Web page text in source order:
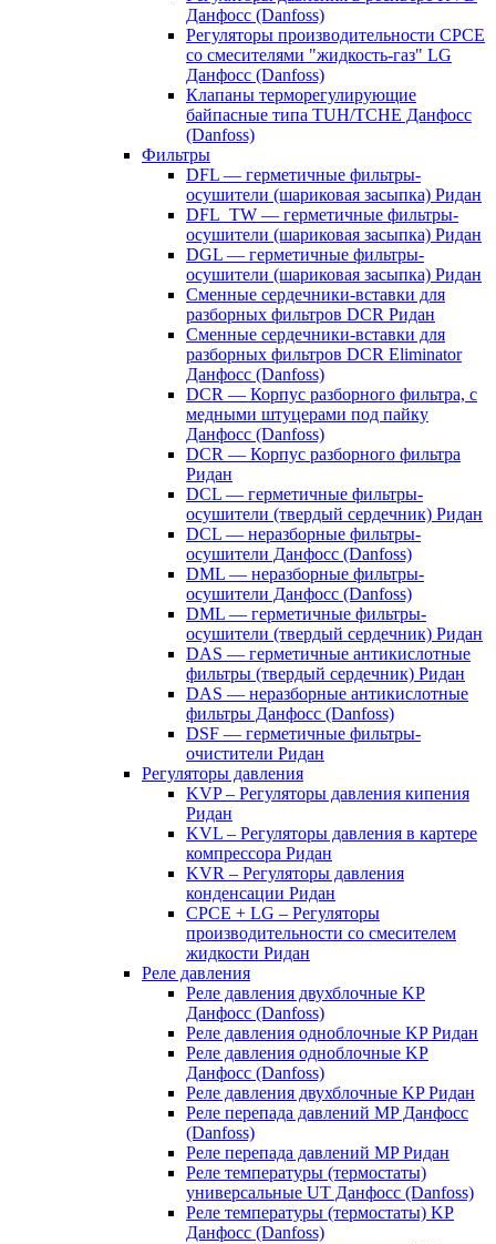
Данфосс (Danfoss)
Регуляторы производительности CPCE
со смесителями "жидкость-газ" LG
Данфосс (Danfoss)
Клапаны терморегулирующие
байпасные типа TUH/TCHE Данфосс
(Danfoss)
Фильтры
DFL — герметичные фильтры-
осушители (шариковая засыпка) Ридан
DFL_TW — герметичные фильтры-
осушители (шариковая засыпка) Ридан
DGL — герметичные фильтры-
осушители (шариковая засыпка) Ридан
Сменные сердечники-вставки для
разборных фильтров DCR Ридан
Сменные сердечники-вставки для
разборных фильтров DCR Eliminator
Данфосс (Danfoss)
DCR — Корпус разборного фильтра, с
медными штуцерами под пайку
Данфосс (Danfoss)
DCR — Корпус разборного фильтра
Ридан
DCL — герметичные фильтры-
осушители (твердый сердечник) Ридан
DCL — неразборные фильтры-
осушители Данфосс (Danfoss)
DML — неразборные фильтры-
осушители Данфосс (Danfoss)
DML — герметичные фильтры-
осушители (твердый сердечник) Ридан
DAS — герметичные антикислотные
фильтры (твердый сердечник) Ридан
DAS — неразборные антикислотные
фильтры Данфосс (Danfoss)
DSF — герметичные фильтры-
очистители Ридан
Регуляторы давления
KVP – Регуляторы давления кипения
Ридан
KVL – Регуляторы давления в картере
компрессора Ридан
KVR – Регуляторы давления
конденсации Ридан
CPCE + LG – Регуляторы
производительности со смесителем
жидкости Ридан
Реле давления
Реле давления двухблочные KP
Данфосс (Danfoss)
Реле давления одноблочные KP Ридан
Реле давления одноблочные KP
Данфосс (Danfoss)
Реле давления двухблочные KP Ридан
Реле перепада давлений MP Данфосс
(Danfoss)
Реле перепада давлений MP Ридан
Реле температуры (термостаты)
универсальные UT Данфосс (Danfoss)
Реле температуры (термостаты) KP
Данфосс (Danfoss)